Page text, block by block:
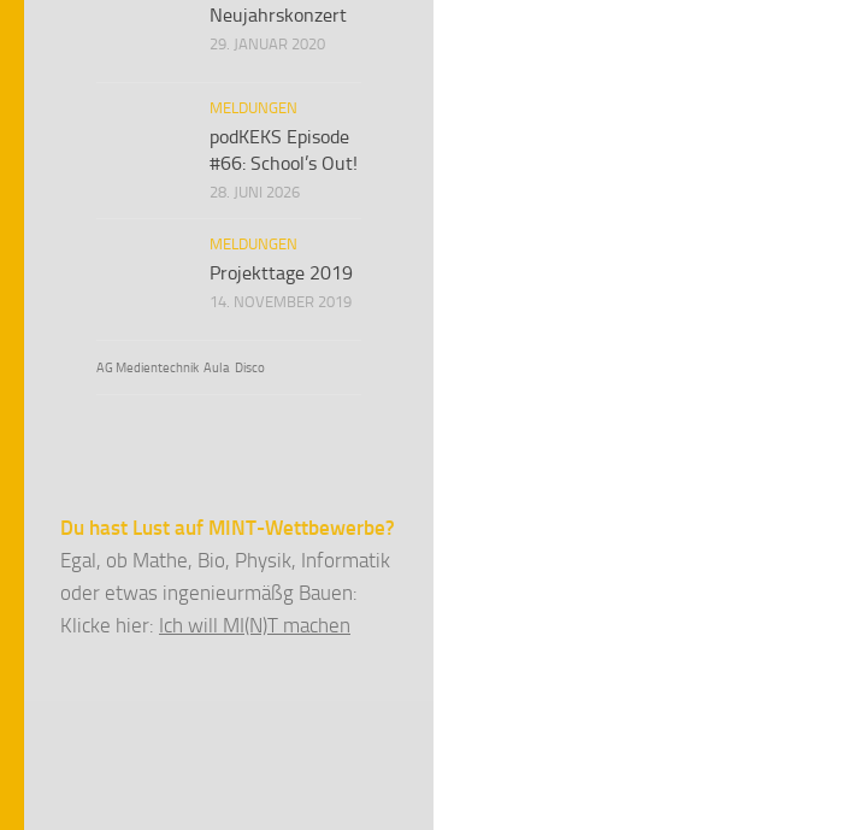
Neujahrskonzert
29. JANUAR 2020
MELDUNGEN
podKEKS Episode
#66: School’s Out!
28. JUNI 2026
MELDUNGEN
Projekttage 2019
14. NOVEMBER 2019
AG Medientechnik Aula Disco
Du hast Lust auf MINT-Wettbewerbe?
Egal, ob Mathe, Bio, Physik, Informatik
oder etwas ingenieurmäßg Bauen:
Klicke hier: Ich will MI(N)T machen